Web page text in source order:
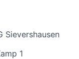
Sievershausen
1